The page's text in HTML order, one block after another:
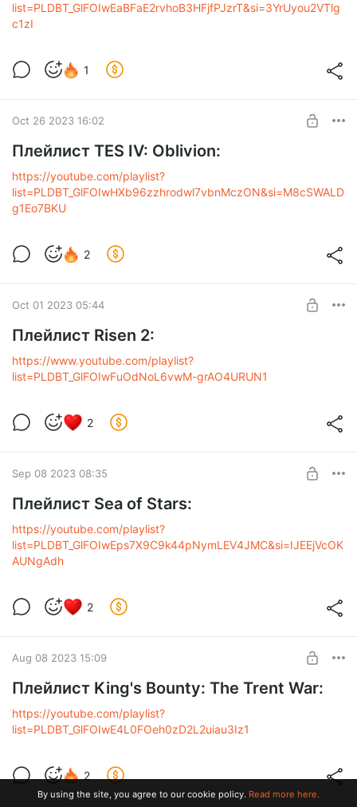
list=PLDBT_GlFOIwEaBFaE2rvhoB3HFjfPJzrT&si=3YrUyou2VTlg
c1zI
1
Oct 26 2023 16:02
Плейлист TES IV: Oblivion:
https://youtube.com/playlist?
list=PLDBT_GlFOIwHXb96zzhrodwl7vbnMczON&si=M8cSWALD
g1Eo7BKU
2
Oct 01 2023 05:44
Плейлист Risen 2:
https://www.youtube.com/playlist?
list=PLDBT_GlFOIwFuOdNoL6vwM-grAO4URUN1
2
Sep 08 2023 08:35
Плейлист Sea of Stars:
https://youtube.com/playlist?
list=PLDBT_GlFOIwEps7X9C9k44pNymLEV4JMC&si=IJEEjVcOK
AUNgAdh
2
Aug 08 2023 15:09
Плейлист King's Bounty: The Trent War:
https://youtube.com/playlist?
list=PLDBT_GlFOIwE4L0FOeh0zD2L2uiau3Iz1
2
By using the site, you agree to our cookie policy. Read more here.